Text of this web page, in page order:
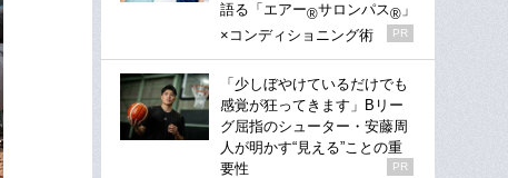
語る「エアー®サロンパス® 」
×コンディショニング術
PR
「少しぼやけているだけでも
感覚が狂ってきます」Bリー
グ屈指のシューター・安藤周
人が明かす“見える”ことの重
要性
PR